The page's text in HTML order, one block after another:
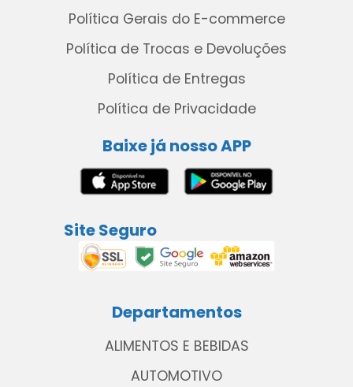
Política Gerais do E-commerce
Política de Trocas e Devoluções
Política de Entregas
Política de Privacidade
Baixe já nosso APP
Site Seguro
Departamentos
ALIMENTOS E BEBIDAS
AUTOMOTIVO